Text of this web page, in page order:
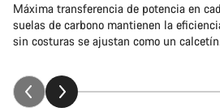
Máxima transferencia de potencia en
suelas de carbono mantienen la
sin costuras se ajustan como un